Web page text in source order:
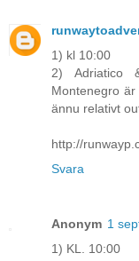
1) kl 10:00
2) Adriatico
Montenegro
ännu relativt
http://
Svara
Anonym 1
1) KL. 10:00